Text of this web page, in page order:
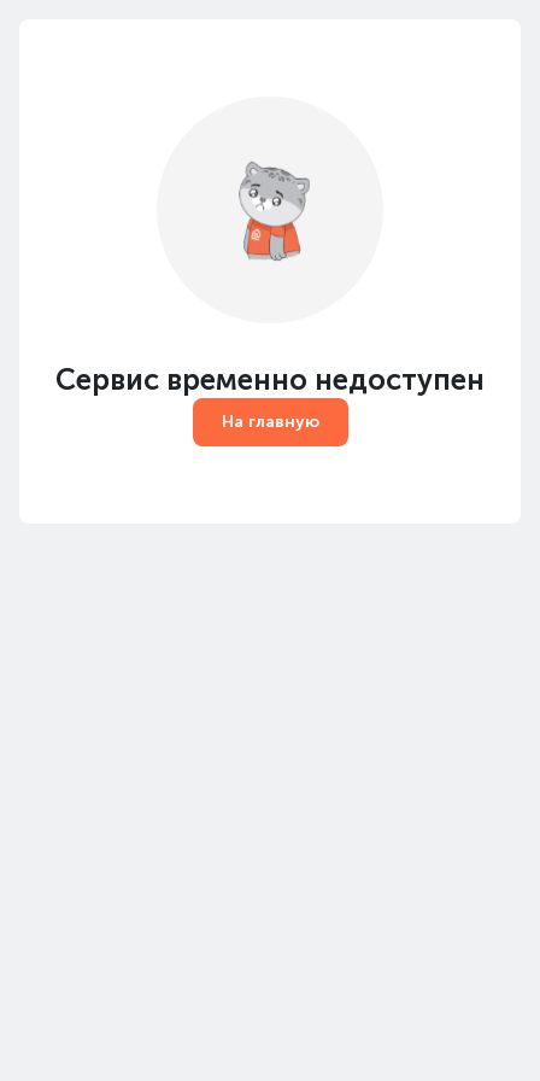
Сервис временно недоступен
На главную